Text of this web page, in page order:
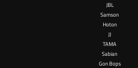
JBL
Samson
Hoton
JJ
TAMA
Sabian
Gon Bops